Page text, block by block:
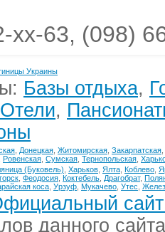
xx-63, (098)
Украины
Базы отдыха,
Отели,
Донецкая Житомирская Закарпатская
Ровенская Сумская Тернопольская
(Буковель) Харьков Ялта Коблево
Феодосия Коктебель Драгобрат,
коса Урзуф Мукачево Утес
сайт
данного